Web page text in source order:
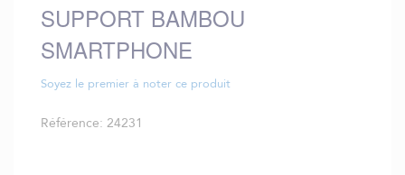
the
beginning
of
the
images
SUPPORT BAMBOU
SMARTPHONE
Soyez le premier à noter ce produit
Référence 24231